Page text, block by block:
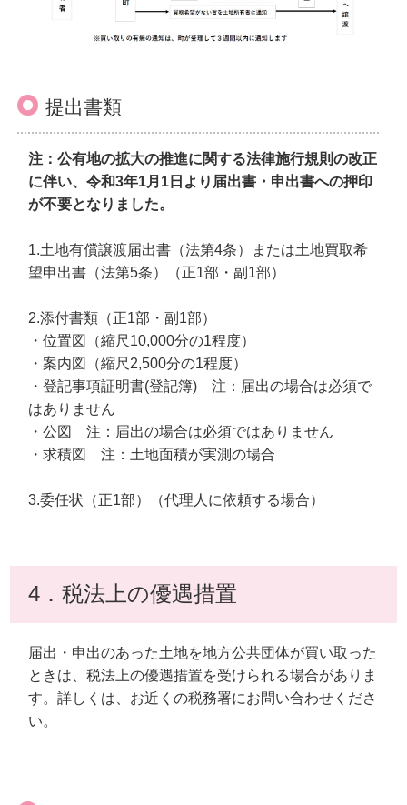
提出書類
注：公有地の拡大の推進に関する法律施行規則の改正
に伴い、令和3年1月1日より届出書・申出書への押印
が不要となりました。
1.土地有償譲渡届出書（法第4条）または土地買取希
望申出書（法第5条）（正1部・副1部）
2.添付書類（正1部・副1部）
・位置図（縮尺10,000分の1程度）
・案内図（縮尺2,500分の1程度）
・登記事項証明書(登記簿) 注：届出の場合は必須で
はありません
・公図 注：届出の場合は必須ではありません
・求積図 注：土地面積が実測の場合
3.委任状（正1部）（代理人に依頼する場合）
4．税法上の優遇措置
届出・申出のあった土地を地方公共団体が買い取った
ときは、税法上の優遇措置を受けられる場合がありま
す。詳しくは、お近くの税務署にお問い合わせくださ
い。